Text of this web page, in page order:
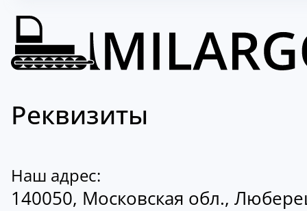
Реквизиты
Наш адрес:
140050, Московская обл.,